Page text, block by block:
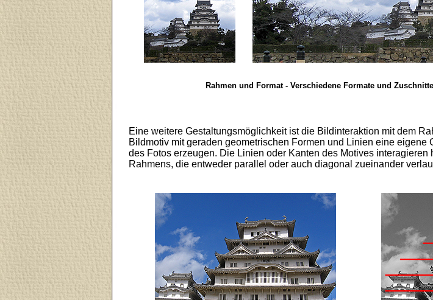
Rahmen und Format - Verschiedene Formate und
Eine weitere Gestaltungsmöglichkeit ist die Bildinteraktion mit dem
Bildmotiv mit geraden geometrischen Formen und Linien eine eigene
des Fotos erzeugen. Die Linien oder Kanten des Motives
Rahmens, die entweder parallel oder auch diagonal zueinander